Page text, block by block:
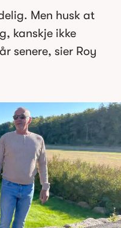
Men husk at
kanskje ikke
senere, sier Roy